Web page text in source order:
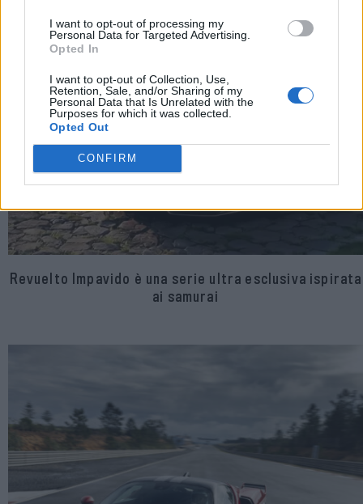
I want to opt-out of processing my
Personal Data for Targeted Advertising.
Opted In
I want to opt-out of Collection, Use,
Retention, Sale, and/or Sharing of my
Personal Data that Is Unrelated with the
Purposes for which it was collected.
Opted Out
CONFIRM
Revuelto Impavido è una serie ultra esclusiva ispirata
ai samurai